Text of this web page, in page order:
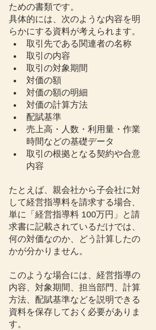
ための書類です。
具体的には、次のような内容を明
らかにする資料が考えられます。
取引先である関連者の名称
取引の内容
取引の対象期間
対価の額
対価の額の明細
対価の計算方法
配賦基準
売上高・人数・利用量・作業
時間などの基礎データ
取引の根拠となる契約や合意
内容
たとえば、親会社から子会社に対
して経営指導料を請求する場合、
単に「経営指導料 100万円」と請
求書に記載されているだけでは、
何の対価なのか、どう計算したの
かが分かりません。
このような場合には、経営指導の
内容、対象期間、担当部門、計算
方法、配賦基準などを説明できる
資料を保存しておく必要がありま
す。